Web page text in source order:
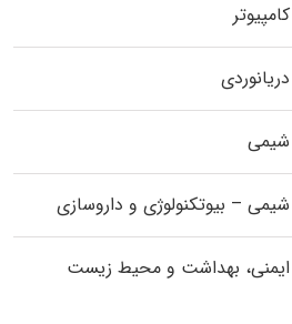
شیمی
– بیوتکنولوژی و داروسازی
بهداشت و محیط زیست